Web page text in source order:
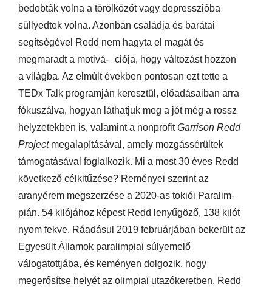
bedobták volna a törölközőt vagy depresszióba
süllyedtek volna. Azonban családja és barátai
segítségével Redd nem hagyta el magát és
megmaradt a motivá- ciója, hogy változást hozzon
a világba. Az elmúlt években pontosan ezt tette a
TEDx Talk programján keresztül, előadásaiban arra
fókuszálva, hogyan láthatjuk meg a jót még a rossz
helyzetekben is, valamint a nonprofitGarrison Redd
Projectmegalapításával, amely mozgássérültek
támogatásával foglalkozik. Mi a most 30 éves Redd
következő célkitűzése? Reményei szerint az
aranyérem megszerzése a 2020-as tokiói Paralim-
pián. 54 kilójához képest Redd lenyűgöző, 138 kilót
nyom fekve. Ráadásul 2019 februárjában bekerült az
Egyesült Államok paralimpiai súlyemelő
válogatottjába, és keményen dolgozik, hogy
megerősítse helyét az olimpiai utazókeretben. Redd